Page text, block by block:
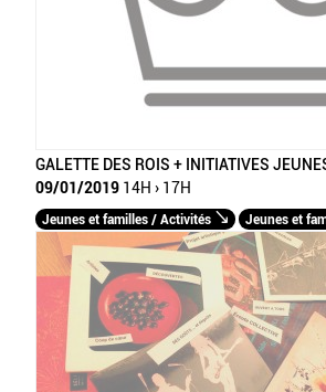
GALETTE DES ROIS + INITIATIVES
09/01/2019 14H › 17H
Jeunes et familles / Activités Jeunes et